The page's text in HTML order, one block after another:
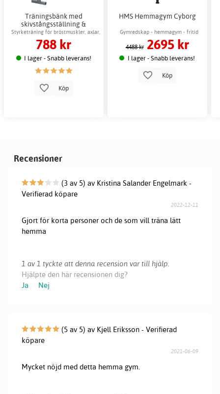
Träningsbänk med
skivstångsställning &
hantelkudde
Styrketräning för bröstmuskler, axlar,
magen & armar
788 kr
I lager - Snabb leverans!
Köp
HMS Hemmagym Cyborg
Gymredskap - hemmagym - fritid
4488 kr 2695 kr
I lager - Snabb leverans!
Köp
Recensioner
(3 av 5) av Kristina Salander Engelmark -
Verifierad köpare
2022-12-11
Gjort för korta personer och de som vill träna lätt
hemma
1 av 1 tyckte att denna recension var till hjälp.
Hjälpte den här recensionen dig?
Ja
Nej
(5 av 5) av Kjell Eriksson - Verifierad
köpare
2021-06-09
Mycket nöjd med detta hemma gym.